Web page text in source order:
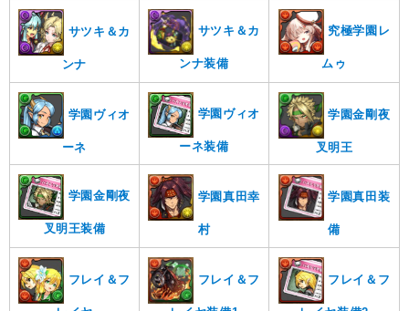
サツキ＆カ
ンナ
サツキ＆カ
ンナ装備
究極学園レ
ムゥ
学園ヴィオ
ーネ
学園ヴィオ
ーネ装備
学園金剛夜
叉明王
学園金剛夜
叉明王装備
学園真田幸
村
学園真田装
備
フレイ＆フ フレイ＆フ フレイ＆フ